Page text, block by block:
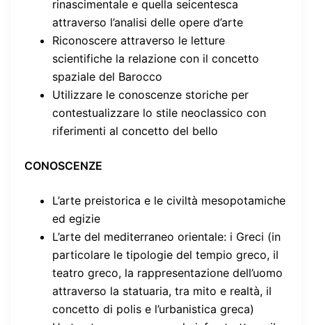
rinascimentale e quella seicentesca
attraverso l’analisi delle opere d’arte
Riconoscere attraverso le letture
scientifiche la relazione con il concetto
spaziale del Barocco
Utilizzare le conoscenze storiche per
contestualizzare lo stile neoclassico con
riferimenti al concetto del bello
CONOSCENZE
L’arte preistorica e le civiltà mesopotamiche
ed egizie
L’arte del mediterraneo orientale: i Greci (in
particolare le tipologie del tempio greco, il
teatro greco, la rappresentazione dell’uomo
attraverso la statuaria, tra mito e realtà, il
concetto di polis e l’urbanistica greca)